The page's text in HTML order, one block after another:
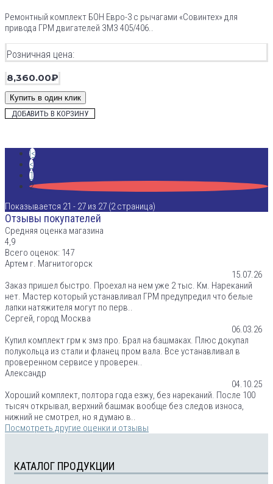
Ремонтный комплект БОН Евро-3 с рычагами «Совинтех» для
привода ГРМ двигателей ЗМЗ 405/406..
Розничная цена:
8,360.00₽
Купить в один клик
ДОБАВИТЬ В КОРЗИНУ
|<
<
1
2
Показывается 21 - 27 из 27 (2 страница)
Отзывы покупателей
Средняя оценка магазина
4,9
Всего оценок: 147
Артем г. Магнитогорск
15.07.26
Заказ пришел быстро. Проехал на нем уже 2 тыс. Км. Нареканий
нет. Мастер который устанавливал ГРМ предупредил что белые
лапки натяжителя могут по перв..
Сергей, город Москва
06.03.26
Купил комплект грм к змз про. Брал на башмаках. Плюс докупал
полукольца из стали и фланец пром вала. Все устанавливал в
проверенном сервисе у проверен..
Александр
04.10.25
Хороший комплект, полтора года езжу, без нареканий. После 100
тысяч открывал, верхний башмак вообще без следов износа,
нижний не смотрел, но я думаю в..
Посмотреть другие оценки и отзывы
КАТАЛОГ ПРОДУКЦИИ